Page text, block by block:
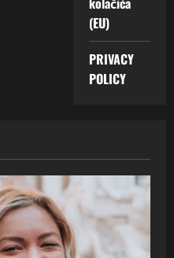
(EU)
PRIVACY
POLICY